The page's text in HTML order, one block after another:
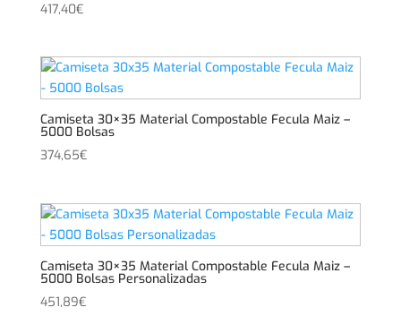
417,40€
Camiseta 30×35 Material Compostable Fecula Maiz –
5000 Bolsas
374,65€
Camiseta 30×35 Material Compostable Fecula Maiz –
5000 Bolsas Personalizadas
451,89€